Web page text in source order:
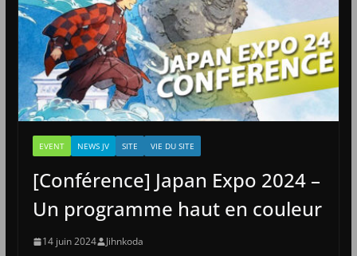
EVENT NEWS JV SITE VIE DU SITE
[Conférence] Japan Expo 2024 –
Un programme haut en couleur
14 juin 2024 Jihnkoda